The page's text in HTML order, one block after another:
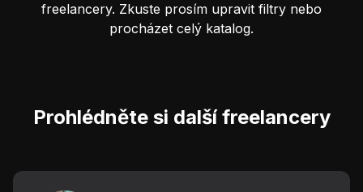
freelancery. Zkuste prosím upravit filtry nebo
procházet celý katalog.
Prohlédněte si další freelancery